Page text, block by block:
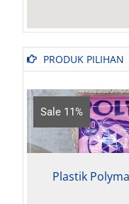
PRODUK PILIHAN
Polymailer Pink